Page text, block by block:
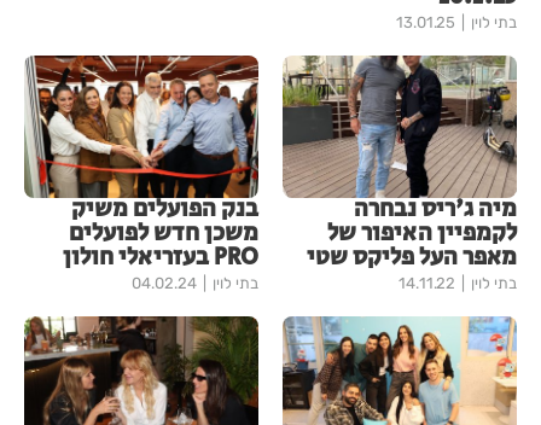
בתי לוין 13.01.25
מיה ג'ריס נבחרה
לקמפיין האיפור של
מאפר העל פליקס שטי
בתי לוין 14.11.22
בנק הפועלים משיק
משכן חדש לפועלים
PRO בעזריאלי חולון
בתי לוין 04.02.24